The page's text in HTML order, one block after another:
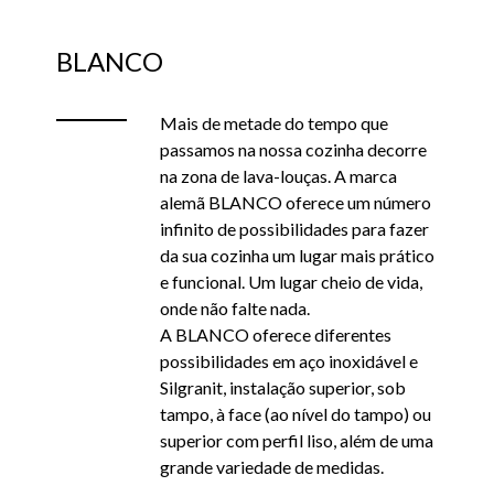
BLANCO
Mais de metade do tempo que
passamos na nossa cozinha decorre
na zona de lava-louças. A marca
alemã BLANCO oferece um número
infinito de possibilidades para fazer
da sua cozinha um lugar mais prático
e funcional. Um lugar cheio de vida,
onde não falte nada.
A BLANCO oferece diferentes
possibilidades em aço inoxidável e
Silgranit, instalação superior, sob
tampo, à face (ao nível do tampo) ou
superior com perfil liso, além de uma
grande variedade de medidas.